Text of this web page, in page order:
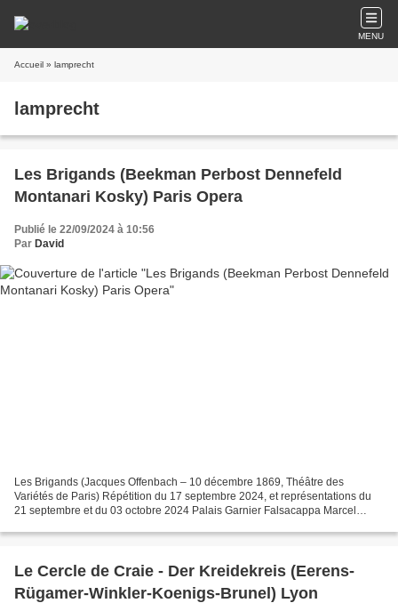
MENU
Accueil » lamprecht
lamprecht
Les Brigands (Beekman Perbost Dennefeld
Montanari Kosky) Paris Opera
Publié le 22/09/2024 à 10:56
Par David
Les Brigands (Jacques Offenbach – 10 décembre 1869, Théâtre des
Variétés de Paris) Répétition du 17 septembre 2024, et représentations du
21 septembre et du 03 octobre 2024 Palais Garnier Falsacappa Marcel
Le Cercle de Craie - Der Kreidekreis (Eerens-
Rügamer-Winkler-Koenigs-Brunel) Lyon